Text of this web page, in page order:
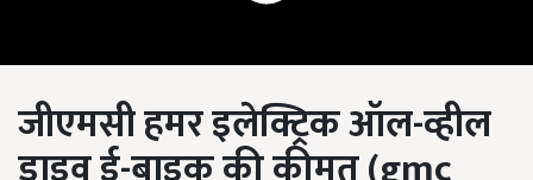
जीएमसी हमर इलेक्ट्रिक ऑल-व्हील